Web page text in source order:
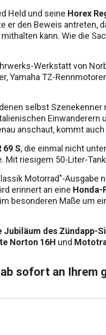
Held und seine Horex
den Beweis antreten,
kann. Wie die
Werkstatt von
Yamaha TZ-
selbst Szenekenner
Einwanderern
anschaut, kommt
69 S, die einmal nicht
Mit riesigem 50-Liter-
Motorrad"-
erinnert an eine Honda-
besonderen Maße um
Jubiläum des Zündapp-
Norton 16H und
sofort an